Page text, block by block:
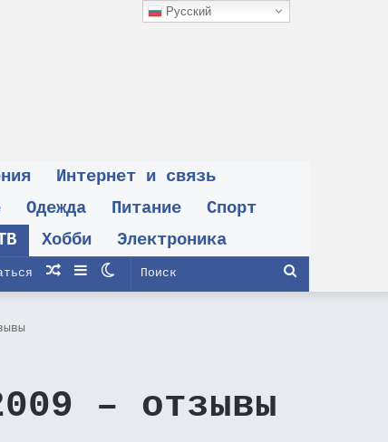
Интернет и связь
Одежда Питание
Спорт
Хобби Электроника
Поиск
Switch
Sidebar
Случайная
– отзывы
Русский